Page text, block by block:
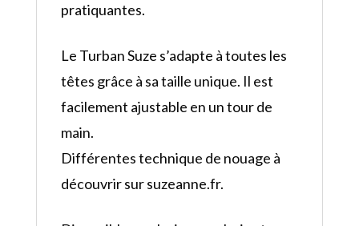
pratiquantes.
Le Turban Suze s’adapte à toutes les
têtes grâce à sa taille unique. Il est
facilement ajustable en un tour de
main.
Différentes technique de nouage à
découvrir sur suzeanne.fr.